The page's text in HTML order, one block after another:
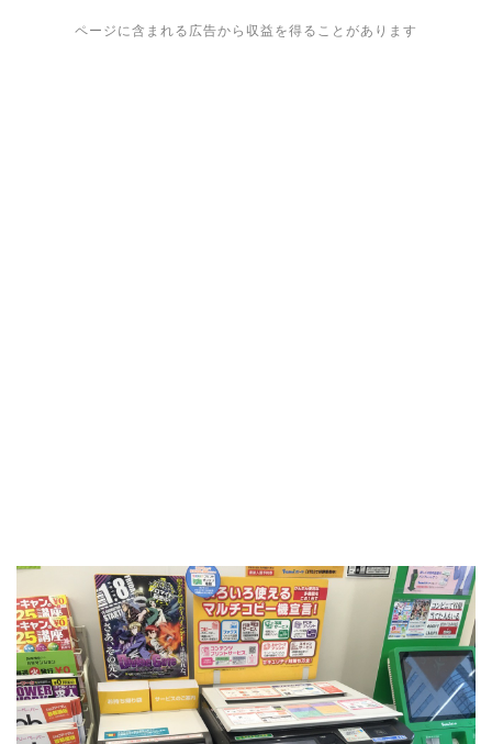
ページに含まれる広告から収益を得ることがあります